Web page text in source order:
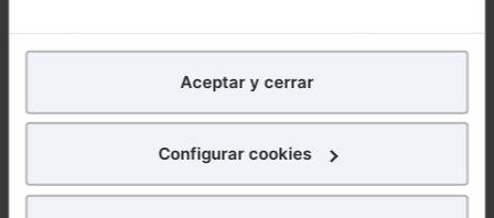
analíticospara tratar demejorar tu experienciaen
nuestra página web. También con fines publicitarios,
para poder mostrarte publicidad y contenidos de tu
¿Qué puedes hacer?
Aceptar y cerrar
Configurar cookies
El Sistema RED es
el canal obligatorio
para todas tus